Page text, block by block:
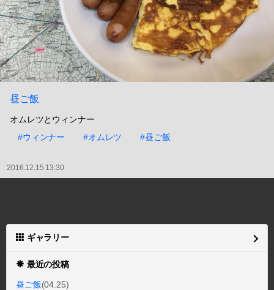
昼ご飯
オムレツとウィンナー
#ウィンナー
#オムレツ #昼ご飯
2016.12.15 13:30
ギャラリー
最近の投稿
昼ご飯(04.25)